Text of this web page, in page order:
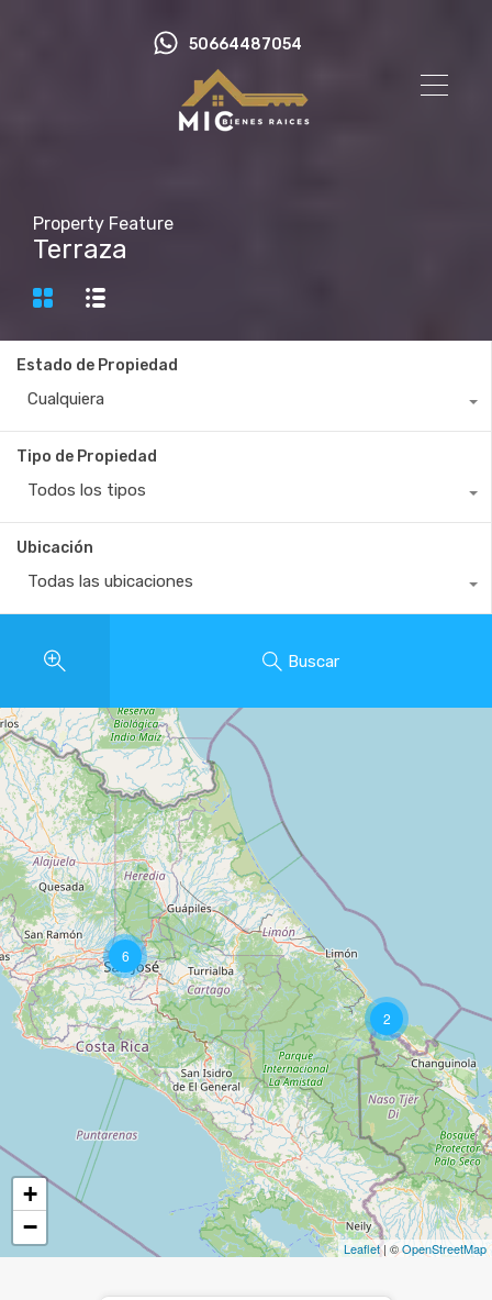
50664487054
Property Feature
Terraza
Estado de Propiedad
Cualquiera
Tipo de Propiedad
Todos los tipos
Ubicación
Todas las ubicaciones
Buscar
2
6
+
−
Leaflet| ©OpenStreetMap